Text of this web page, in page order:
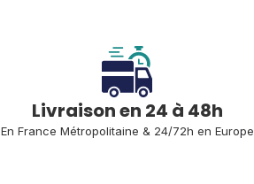
Livraison en 24 à 48h
En France Métropolitaine & 24/72h en Europe